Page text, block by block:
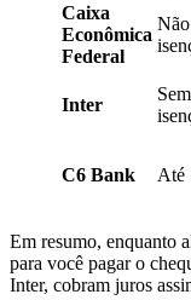
Caixa
Econômica
Federal
Inter
C6 Bank Até
Em resumo, enquanto
para você pagar o
Inter, cobram juros